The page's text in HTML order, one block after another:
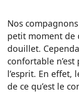
Nos
petit moment de
douillet.
confortable
l’esprit. En effet,
de ce qu’est le